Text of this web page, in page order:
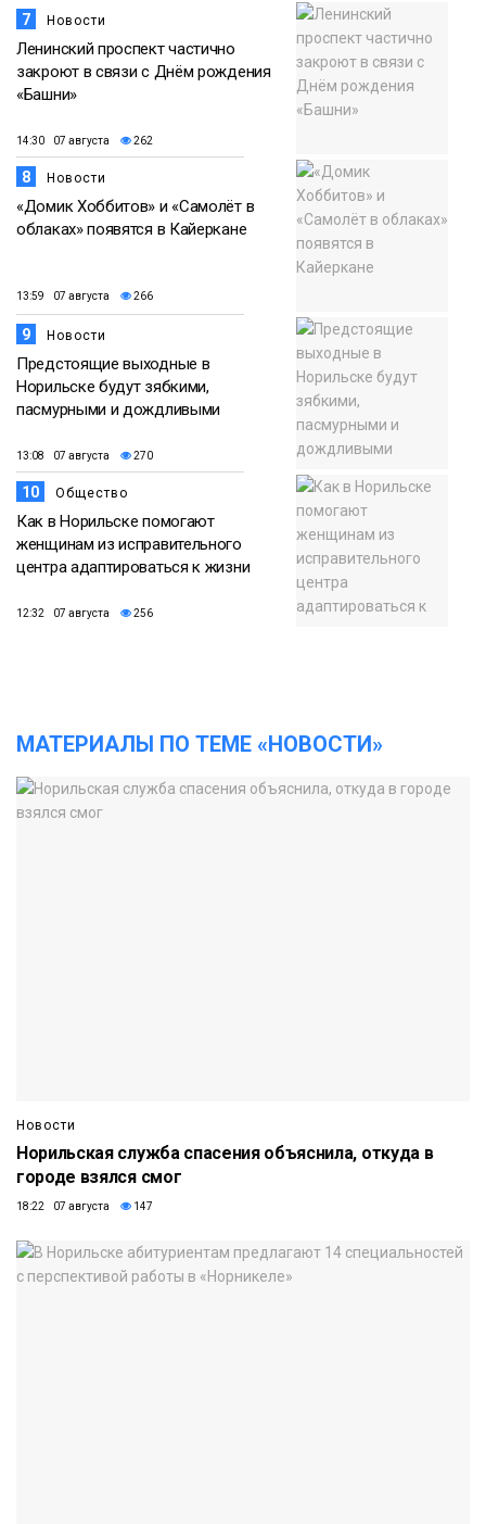
7 Новости
Ленинский проспект частично
закроют в связи с Днём рождения
«Башни»
14:30 07 августа 262
8 Новости
«Домик Хоббитов» и «Самолёт в
облаках» появятся в Кайеркане
13:59 07 августа 266
9 Новости
Предстоящие выходные в
Норильске будут зябкими,
пасмурными и дождливыми
13:08 07 августа 270
10 Общество
Как в Норильске помогают
женщинам из исправительного
центра адаптироваться к жизни
12:32 07 августа 256
МАТЕРИАЛЫ ПО ТЕМЕ «НОВОСТИ»
Новости
Норильская служба спасения объяснила, откуда в
городе взялся смог
18:22 07 августа 147